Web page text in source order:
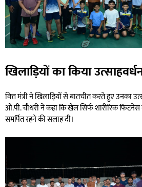
खिलाड़ियों का किया
वित्त मंत्री ने खिलाड़ियों से बातचीत करते हुए उनका
ओ.पी. चौधरी ने कहा कि खेल सिर्फ शारीरिक
समर्पित रहने की सलाह दी।